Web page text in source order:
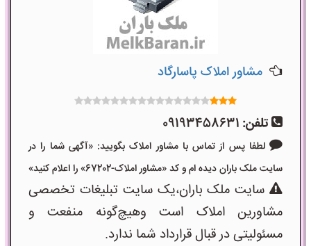
مشاور املاک پاسارگاد
تلفن: 09193458631
لطفا پس از تماس با مشاور املاک بگویید: «آگهی شما را در
سایت ملک باران دیده ام و کد «مشاور املاک-67202» را اعلام کنید»
سایت ملک باران،یک سایت تبلیغات تخصصی
مشاورین املاک است وهیچ‌گونه منفعت و
مسئولیتی در قبال قرارداد شما ندارد.